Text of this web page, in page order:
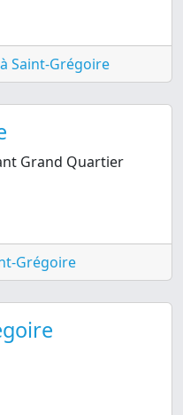
Saint-Grégoire
Grand Quartier
Grégoire